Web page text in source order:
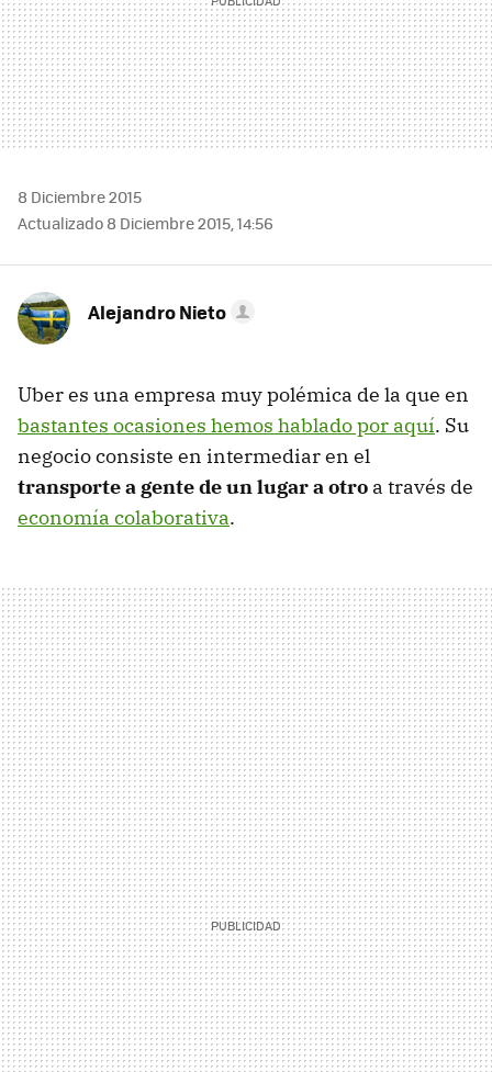
8 Diciembre 2015
Actualizado 8 Diciembre 2015, 14:56
Alejandro Nieto
Uber es una empresa muy polémica de la que en
bastantes ocasiones hemos hablado por aquí. Su
negocio consiste en intermediar en el
transporte a gente de un lugar a otro a través de
economía colaborativa.